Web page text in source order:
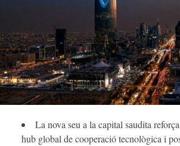
La nova seu a la capital saudita
hub global de cooperació tecnològica i